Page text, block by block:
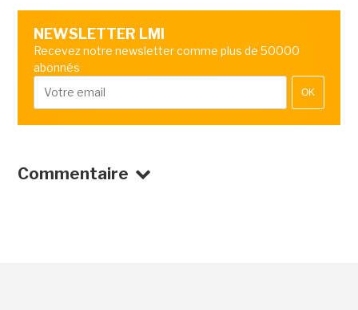
NEWSLETTER LMI
Recevez notre newsletter comme plus de 50000
abonnés
OK
Commentaire